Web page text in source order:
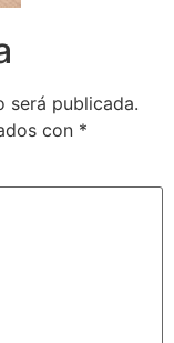
será publicada.
con *